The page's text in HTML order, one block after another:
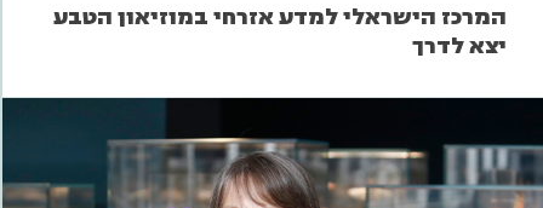
המרכז הישראלי למדע אזרחי במוזיאון הטבע
יצא לדרך